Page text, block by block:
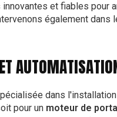
et fiables pour
également
dans
pour un moteur de